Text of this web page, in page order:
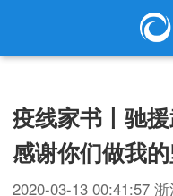
疫线家书丨驰
感谢你们做我
2020-03-13 00:41:57